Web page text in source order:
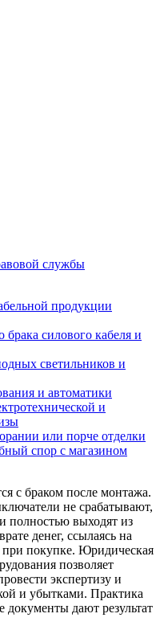
службы
продукции
силового кабеля и
светильников и
и автоматики
и
или порче отделки
спор с магазином
с браком после монтажа.
не срабатывают,
полностью выходят из
денег, ссылаясь на
покупке. Юридическая
позволяет
экспертизу и
и убытками. Практика
документы дают результат